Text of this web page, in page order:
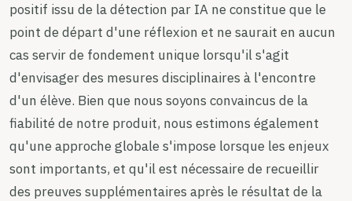
positif issu de la détection par IA ne constitue que le
point de départ d'une réflexion et ne saurait en aucun
cas servir de fondement unique lorsqu'il s'agit
d'envisager des mesures disciplinaires à l'encontre
d'un élève. Bien que nous soyons convaincus de la
fiabilité de notre produit, nous estimons également
qu'une approche globale s'impose lorsque les enjeux
sont importants, et qu'il est nécessaire de recueillir
des preuves supplémentaires après le résultat de la